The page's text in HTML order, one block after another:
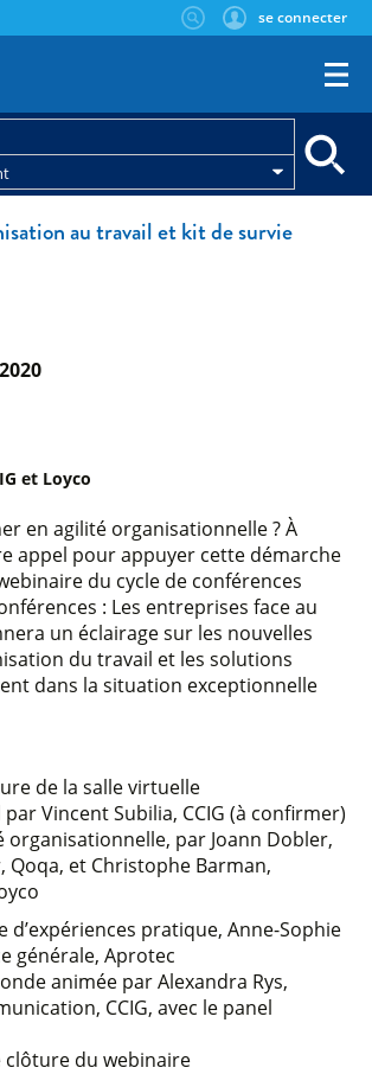
se connecter
au travail et kit de survie
et Loyco
en agilité organisationnelle ? À
appel pour appuyer cette démarche
du cycle de conférences
: Les entreprises face au
un éclairage sur les nouvelles
du travail et les solutions
dans la situation exceptionnelle
de la salle virtuelle
Vincent Subilia, CCIG (à confirmer)
organisationnelle, par Joann Dobler,
Qoqa, et Christophe Barman,
pratique, Anne-Sophie
générale, Aprotec
animée par Alexandra Rys,
CCIG, avec le panel
du webinaire